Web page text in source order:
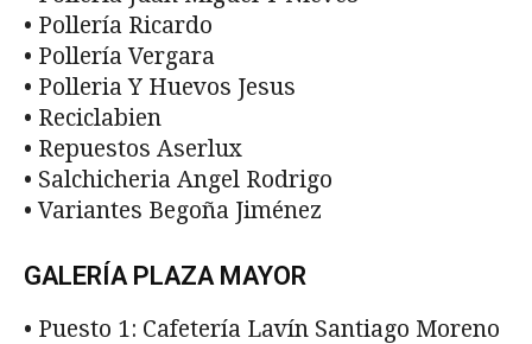
• Pollería Ricardo
• Pollería Vergara
• Polleria Y Huevos Jesus
• Reciclabien
• Repuestos Aserlux
• Salchicheria Angel Rodrigo
• Variantes Begoña Jiménez
GALERÍA PLAZA MAYOR
• Puesto 1: Cafetería Lavín Santiago Moreno